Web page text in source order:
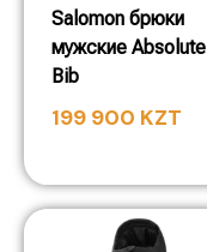
Salomon брюки
мужские Absolute
Bib
199 900 KZT